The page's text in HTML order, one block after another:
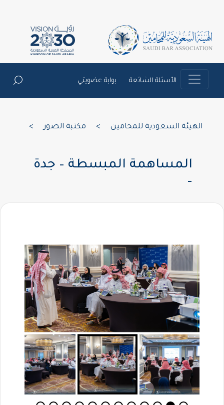
الأسئلة الشائعة بوابة عضويتي
الهيئة السعودية للمحامين مكتبة الصور
المساهمة المبسطة – جدة